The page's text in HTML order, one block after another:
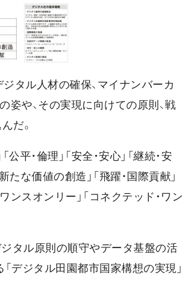
タル人材の確保、マイナンバーカ
や、その実現に向けての原則、戦
だ。
・倫理」「安全・安心」「継続・安
たな価値の創造」「飛躍・国際貢献」
スオンリー」「コネクテッド・ワン
ジタル原則の順守やデータ基盤の活
デジタル田園都市国家構想の実現」